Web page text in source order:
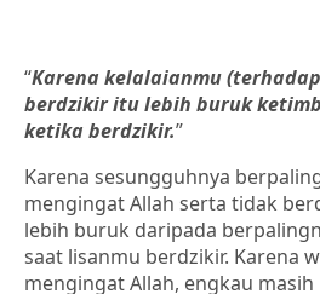
“Karena kelalaianmu
berdzikir itu lebih buruk
ketika berdzikir.”
Karena sesungguhnya
mengingat Allah serta tidak
lebih buruk daripada
saat lisanmu berdzikir. Karena
mengingat Allah, engkau